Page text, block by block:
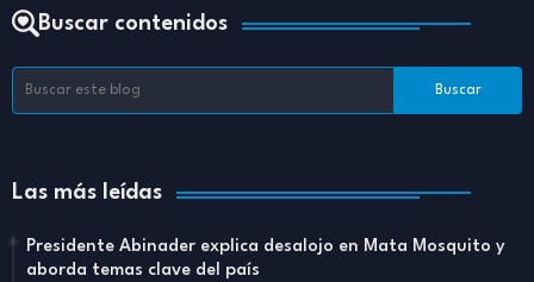
Buscar contenidos
Las más leídas
Presidente Abinader explica desalojo en Mata Mosquito y
aborda temas clave del país